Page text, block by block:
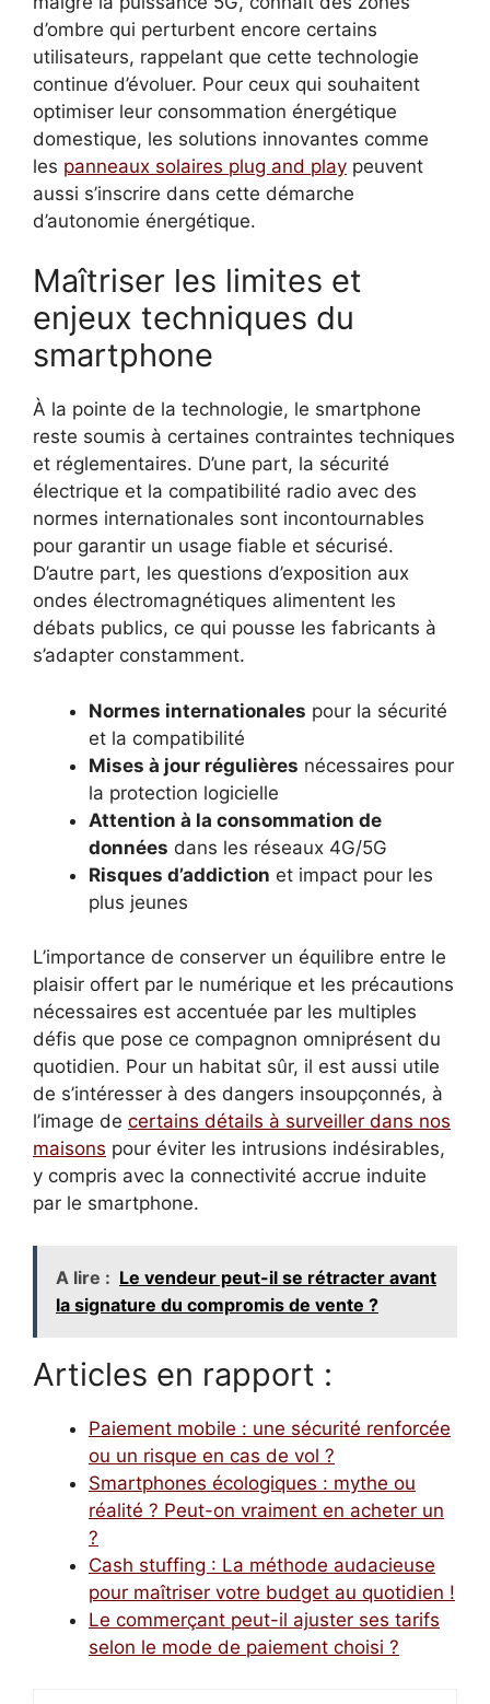
d’ombre qui perturbent encore certains
utilisateurs, rappelant que cette technologie
continue d’évoluer. Pour ceux qui souhaitent
optimiser leur consommation énergétique
domestique, les solutions innovantes comme
les panneaux solaires plug and play peuvent
aussi s’inscrire dans cette démarche
d’autonomie énergétique.
Maîtriser les limites et
enjeux techniques du
smartphone
À la pointe de la technologie, le smartphone
reste soumis à certaines contraintes techniques
et réglementaires. D’une part, la sécurité
électrique et la compatibilité radio avec des
normes internationales sont incontournables
pour garantir un usage fiable et sécurisé.
D’autre part, les questions d’exposition aux
ondes électromagnétiques alimentent les
débats publics, ce qui pousse les fabricants à
s’adapter constamment.
Normes internationales pour la sécurité
et la compatibilité
Mises à jour régulières nécessaires pour
la protection logicielle
Attention à la consommation de
données dans les réseaux 4G/5G
Risques d’addiction et impact pour les
plus jeunes
L’importance de conserver un équilibre entre le
plaisir offert par le numérique et les précautions
nécessaires est accentuée par les multiples
défis que pose ce compagnon omniprésent du
quotidien. Pour un habitat sûr, il est aussi utile
de s’intéresser à des dangers insoupçonnés, à
l’image de certains détails à surveiller dans nos
maisons pour éviter les intrusions indésirables,
y compris avec la connectivité accrue induite
par le smartphone.
A lire : Le vendeur peut-il se rétracter avant
la signature du compromis de vente ?
Articles en rapport :
Paiement mobile : une sécurité renforcée
ou un risque en cas de vol ?
Smartphones écologiques : mythe ou
réalité ? Peut-on vraiment en acheter un
?
Cash stuffing : La méthode audacieuse
pour maîtriser votre budget au quotidien !
Le commerçant peut-il ajuster ses tarifs
selon le mode de paiement choisi ?